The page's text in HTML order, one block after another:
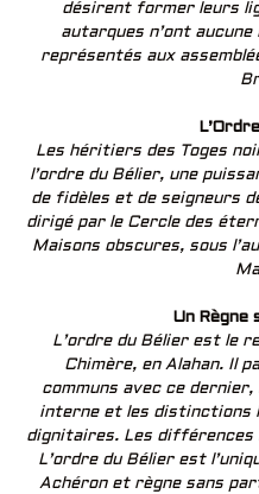
désirent former leurs
autarques n’ont
représentés aux
Les héritiers des Toges
l’ordre du Bélier, une
de fidèles et de seigneurs
dirigé par le Cercle des
Maisons obscures, sous
Un Règne
L’ordre du Bélier est le
Chimère, en Alahan. Il
communs avec ce
interne et les distinctions
dignitaires. Les différences
L’ordre du Bélier est
Achéron et règne sans